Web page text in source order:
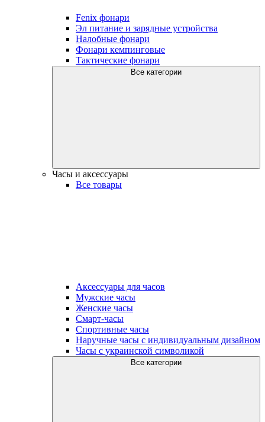
Fenix фонари
Эл питание и зарядные устройства
Налобные фонари
Фонари кемпинговые
Тактические фонари
Все категории
Часы и аксессуары
Все товары
Аксессуары для часов
Мужские часы
Женские часы
Смарт-часы
Спортивные часы
Наручные часы с индивидуальным дизайном
Часы с украинской символикой
Все категории